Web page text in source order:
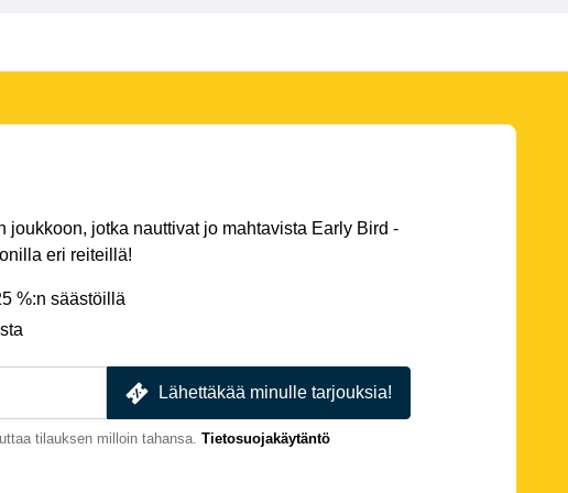
jotka nauttivat jo mahtavista Early Bird -
eri reiteillä!
%:n säästöillä
Lähettäkää minulle tarjouksia!
tilauksen milloin tahansa. Tietosuojakäytäntö